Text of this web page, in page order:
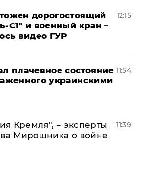
дорогостоящий
С1" и военный кран –
видео ГУР
12:15
плачевное состояние
украинскими
11:54
Кремля", – эксперты
Мирошника о войне
11:39